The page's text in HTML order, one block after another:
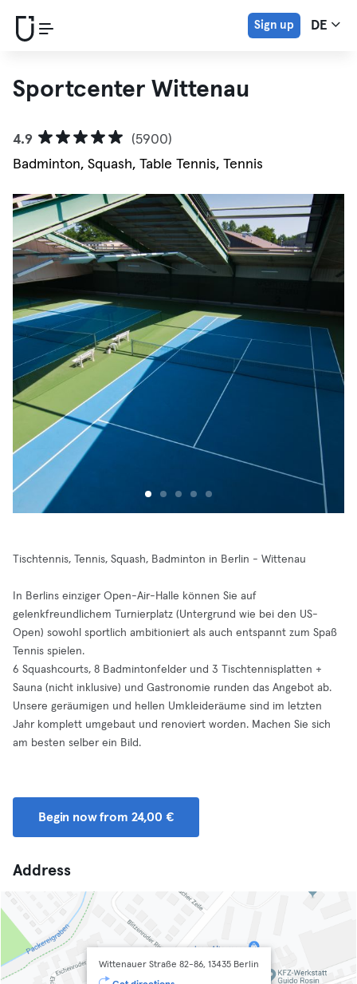
Sign up DE
Sportcenter Wittenau
4.9
(5900)
Badminton, Squash, Table Tennis, Tennis
Tischtennis, Tennis, Squash, Badminton in Berlin - Wittenau
In Berlins einziger Open-Air-Halle können Sie auf
gelenkfreundlichem Turnierplatz (Untergrund wie bei den US-
Open) sowohl sportlich ambitioniert als auch entspannt zum Spaß
Tennis spielen.
6 Squashcourts, 8 Badmintonfelder und 3 Tischtennisplatten +
Sauna (nicht inklusive) und Gastronomie runden das Angebot ab.
Unsere geräumigen und hellen Umkleideräume sind im letzten
Jahr komplett umgebaut und renoviert worden. Machen Sie sich
am besten selber ein Bild.
Begin now from 24,00 €
Address
Wittenauer Straße 82-86, 13435 Berlin